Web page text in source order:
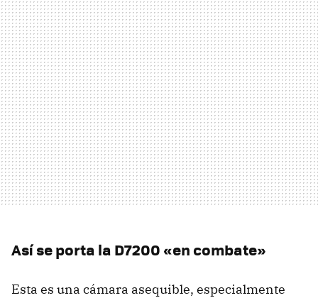
Así se porta la D7200 «en combate»
Esta es una cámara asequible, especialmente